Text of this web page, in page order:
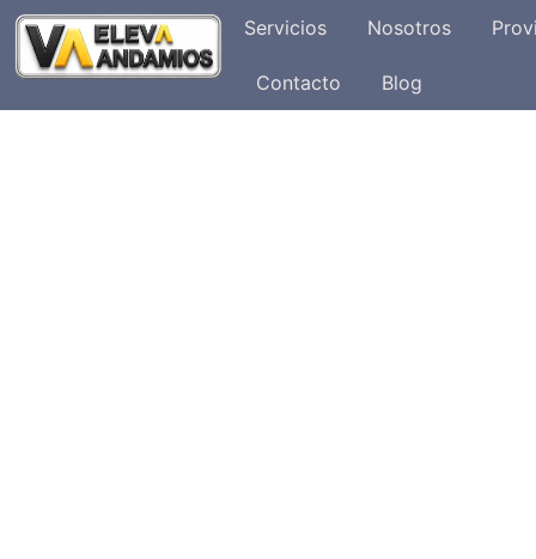
Servicios Nosotros
Contacto Blog